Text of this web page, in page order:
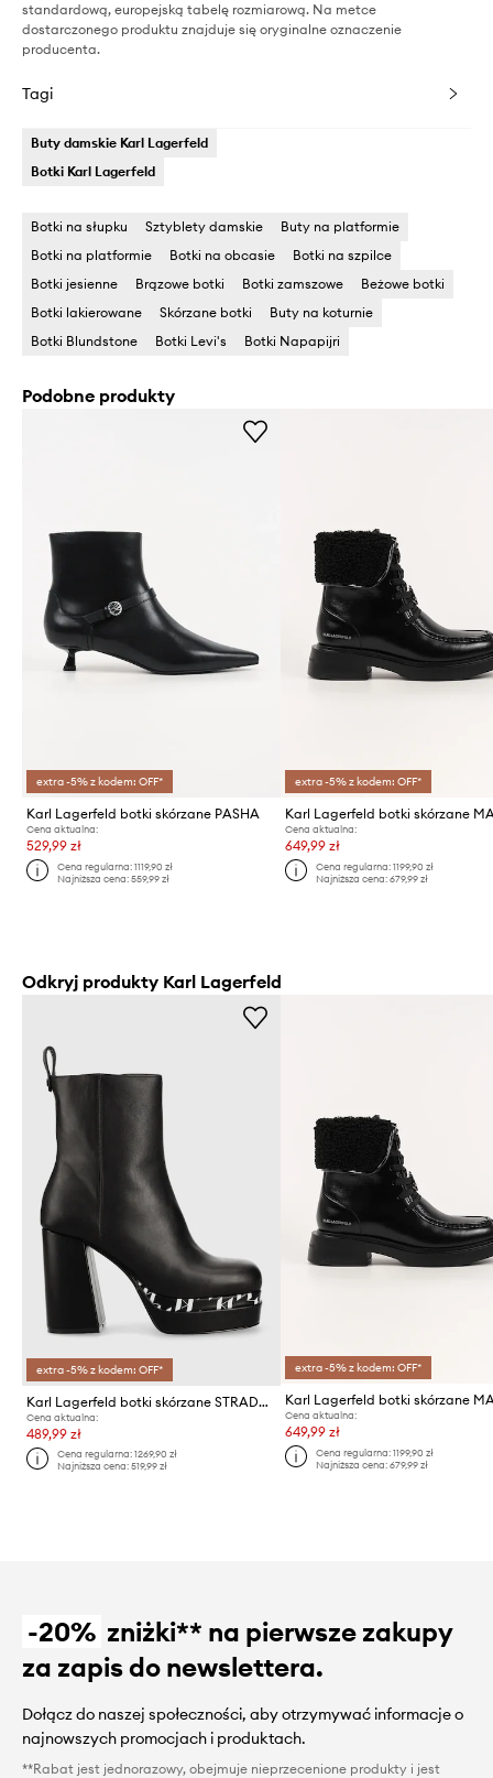
standardową, europejską tabelę rozmiarową. Na metce
dostarczonego produktu znajduje się oryginalne oznaczenie
producenta.
Tagi
Buty damskie Karl Lagerfeld
Botki Karl Lagerfeld
Botki na słupku Sztyblety damskie
Buty na platformie
Botki na platformie
Botki na obcasie
Botki na szpilce
Botki jesienne
Brązowe botki Botki zamszowe
Beżowe botki
Botki lakierowane
Skórzane botki
Buty na koturnie
Botki Blundstone
Botki Levi's Botki Napapijri
Podobne produkty
extra -5% z kodem: OFF*
Karl Lagerfeld botki skórzane PASHA
Cena aktualna:
529,99 zł
Cena regularna:1119,90 zł
Najniższa cena:559,99 zł
extra -5% z kodem: OFF*
Karl Lagerfeld botki skórzane
Cena aktualna:
649,99 zł
Cena regularna: 1199,90 zł
Najniższa cena: 679,99 zł
Odkryj produkty Karl Lagerfeld
extra -5% z kodem: OFF*
Karl Lagerfeld botki skórzane STRADA STRADA
Cena aktualna:
489,99 zł
Cena regularna:1269,90 zł
Najniższa cena:519,99 zł
extra -5% z kodem: OFF*
Karl Lagerfeld botki skórzane
Cena aktualna:
649,99 zł
Cena regularna: 1199,90 zł
Najniższa cena: 679,99 zł
-20% zniżki** na pierwsze zakupy
za zapis do newslettera.
Dołącz do naszej społeczności, aby otrzymywać informacje o
najnowszych promocjach i produktach.
**Rabat jest jednorazowy, obejmuje nieprzecenione produkty i jest